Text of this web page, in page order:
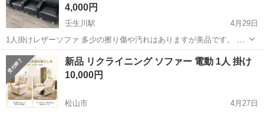
4,000円
壬生川駅
4月29日
1人掛けレザーソファ 多少の擦り傷や汚れはありますが美品です。 一
脚、1,500円にてバラ売り可能です。 2026.4.30日まで、現地まで早く
とりにきてくれる方を優先させていただきます。 よろしくおねがいし
ます。
愛媛 西条市 壬生川駅 ソファ
新品 リクライニング ソファー 電動 1人 掛け
10,000円
松山市
4月27日